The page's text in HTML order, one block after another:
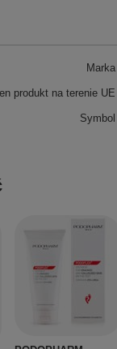
Marka
produkt na terenie UE
Symbol